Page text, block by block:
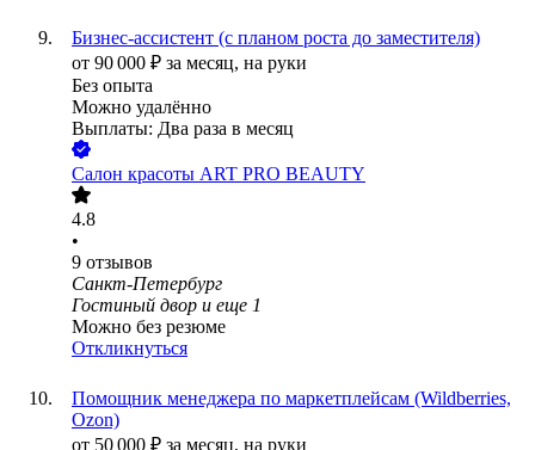
Бизнес-ассистент (с планом роста до заместителя)
от 90 000 ₽ за месяц, на руки
Без опыта
Можно удалённо
Выплаты: Два раза в месяц
Салон красоты ART PRO BEAUTY
4.8
•
9 отзывов
Санкт-Петербург
Гостиный двор и еще 1
Можно без резюме
Откликнуться
Помощник менеджера по маркетплейсам (Wildberries,
Ozon)
от 50 000 ₽ за месяц, на руки